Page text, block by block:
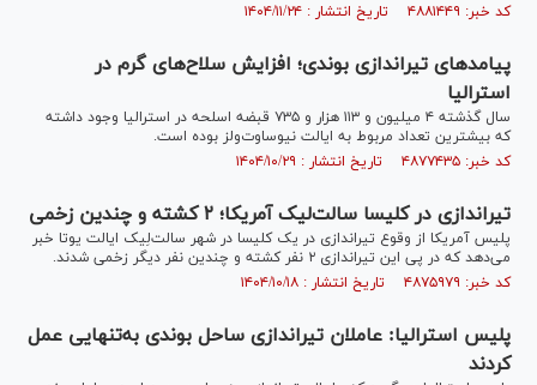
کد خبر: ۴۸۸۱۴۴۹ تاریخ انتشار : ۱۴۰۴/۱۱/۲۴
پیامدهای تیراندازی بوندی؛ افزایش سلاح‌های گرم در
استرالیا
سال گذشته ۴ میلیون و ۱۱۳ هزار و ۷۳۵ قبضه اسلحه در استرالیا وجود داشته
که بیشترین تعداد مربوط به ایالت نیوساوت‌ولز بوده است.
کد خبر: ۴۸۷۷۴۳۵ تاریخ انتشار : ۱۴۰۴/۱۰/۲۹
تیراندازی در کلیسا سالت‌لیک آمریکا؛ ۲ کشته و چندین زخمی
پلیس آمریکا از وقوع تیراندازی در یک کلیسا در شهر سالت‌لِیک ایالت یوتا خبر
می‌دهد که در پی این تیراندازی ۲ نفر کشته و چندین نفر دیگر زخمی شدند.
کد خبر: ۴۸۷۵۹۷۹ تاریخ انتشار : ۱۴۰۴/۱۰/۱۸
پلیس استرالیا: عاملان تیراندازی ساحل بوندی به‌تنهایی عمل
کردند